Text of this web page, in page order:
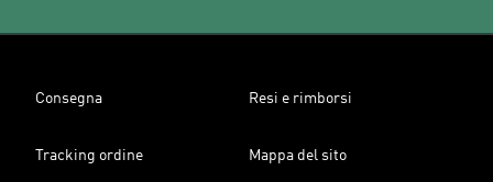
Consegna Resi e rimborsi
Tracking ordine Mappa del sito